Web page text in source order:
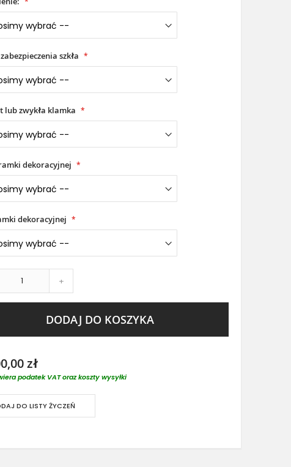
szkła
lub zwykła klamka
dekoracyjnej
dekoracyjnej
+
DODAJ DO KOSZYKA
zł
podatek VAT oraz koszty wysyłki
DO LISTY ŻYCZEŃ